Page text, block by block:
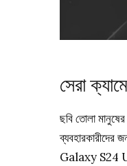
সেরা
ছবি তোলা
ব্যবহারকারীদের
Galaxy S24